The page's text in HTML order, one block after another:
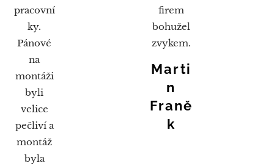
pracovní
ky.
Pánové
na
montáži
byli
velice
pečliví a
montáž
byla
firem
bohužel
zvykem.
Marti
n
Franě
k